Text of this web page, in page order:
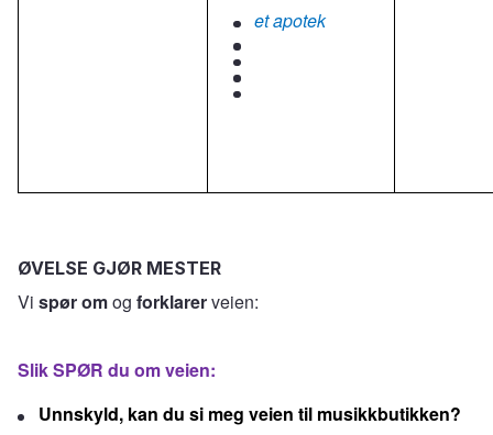
et apotek
ØVELSE GJØR MESTER
Vi spør omog forklarerveien:
Slik SPØR du om veien:
Unnskyld, kan du si meg veien til musikkbutikken?